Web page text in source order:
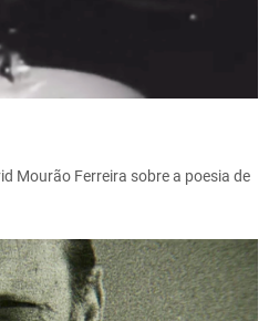
Mourão Ferreira sobre a poesia de